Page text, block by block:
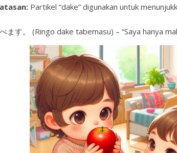
Partikel “dake” digunakan untuk
ます。 (Ringo dake tabemasu) – “Saya hanya